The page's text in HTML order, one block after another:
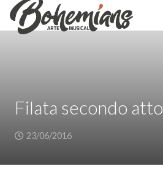
Filata secondo atto
23/06/2016